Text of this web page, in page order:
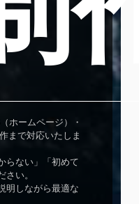
ホームページ）・
まで対応いたしま
らない」「初めて
い。
明しながら最適な